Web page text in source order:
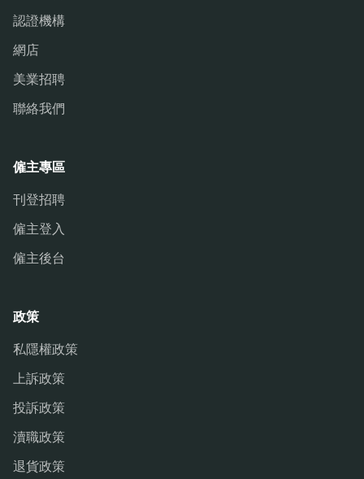
認證機構
網店
美業招聘
聯絡我們
僱主專區
刊登招聘
僱主登入
僱主後台
政策
私隱權政策
上訴政策
投訴政策
瀆職政策
退貨政策